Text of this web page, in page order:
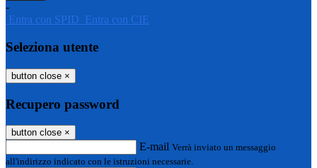
-
Entra con SPID Entra con CIE
Seleziona utente
button close ×
Recupero password
button close ×
E-mail Verrà inviato un messaggio
all'indirizzo indicato con le istruzioni necessarie.